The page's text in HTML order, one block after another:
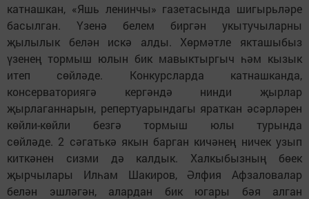
катнашкан, «Яшь ленинчы» газетасында шигырьләре
басылган. Үзенә белем биргән укытучыларны
җылылык белән искә алды. Хөрмәтле якташыбыз
үзенең тормыш юлын бик мавыктыргыч һәм кызык
итеп сөйләде. Конкурсларда катнашканда,
консерваториягә кергәндә нинди җырлар
җырлаганнарын, репертуарындагы яраткан әсәрләрен
көйли-көйли безгә тормыш юлы турында
сөйләде. 2 сәгатькә якын барган кичәнең ничек узып
киткәнен сизми дә калдык. Халкыбызның бөек
җырчылары Илһам Шакиров, Әлфия Афзаловалар
белән эшләгән, алардан бик югары бәя алган